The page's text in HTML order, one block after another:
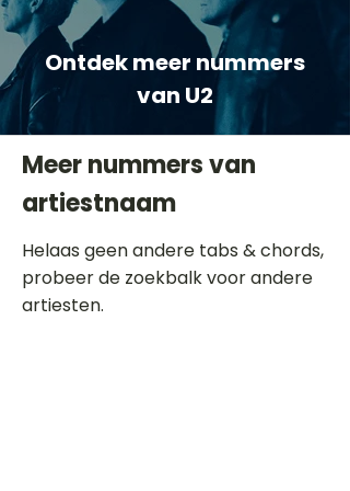
Ontdek meer nummers
van U2
Meer nummers van
artiestnaam
Helaas geen andere tabs & chords,
probeer de zoekbalk voor andere
artiesten.